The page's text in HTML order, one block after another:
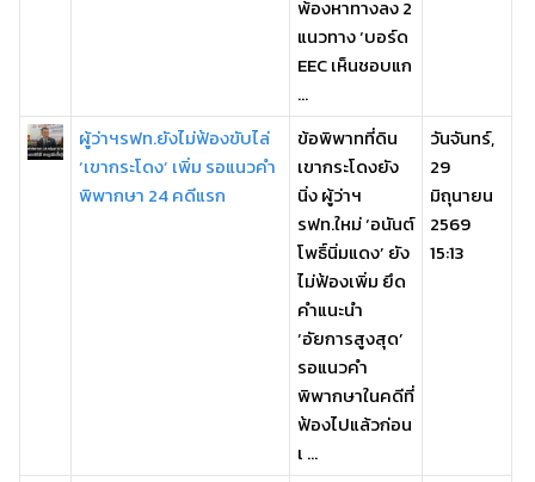
พ้องหาทางลง 2
แนวทาง ‘บอร์ด
EEC เห็นชอบแก
...
ผู้ว่าฯรฟท.ยังไม่ฟ้องขับไล่
‘เขากระโดง’ เพิ่ม รอแนวคำ
พิพากษา 24 คดีแรก
ข้อพิพาทที่ดิน
เขากระโดงยัง
นิ่ง ผู้ว่าฯ
รฟท.ใหม่ ‘อนันต์
โพธิ์นิ่มแดง’ ยัง
ไม่ฟ้องเพิ่ม ยึด
คำแนะนำ
‘อัยการสูงสุด’
รอแนวคำ
พิพากษาในคดีที่
ฟ้องไปแล้วก่อน
เ ...
วันจันทร์,
29
มิถุนายน
2569
15:13